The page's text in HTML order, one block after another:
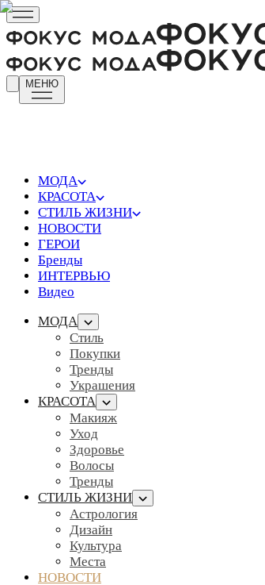
МЕНЮ
МОДА
КРАСОТА
СТИЛЬ ЖИЗНИ
НОВОСТИ
ГЕРОИ
Бренды
ИНТЕРВЬЮ
Видео
МОДА
Стиль
Покупки
Тренды
Украшения
КРАСОТА
Макияж
Уход
Здоровье
Волосы
Тренды
СТИЛЬ ЖИЗНИ
Астрология
Дизайн
Культура
Места
НОВОСТИ